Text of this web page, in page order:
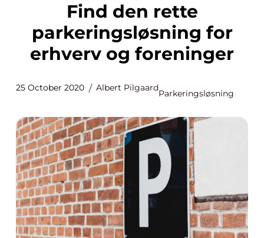
Find den rette
parkeringsløsning for
erhverv og foreninger
25 October 2020 Albert Pilgaard
Parkeringsløsning